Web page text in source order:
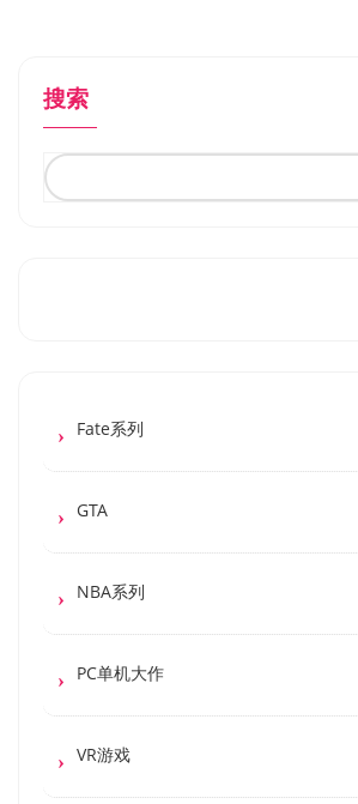
搜索
Fate系列
GTA
NBA系列
PC单机大作
VR游戏